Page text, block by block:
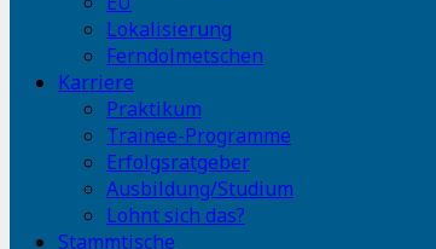
Lokalisierung
Ferndolmetschen
Karriere
Praktikum
Trainee-Programme
Erfolgsratgeber
Ausbildung/Studium
Lohnt sich das?
Stammtische